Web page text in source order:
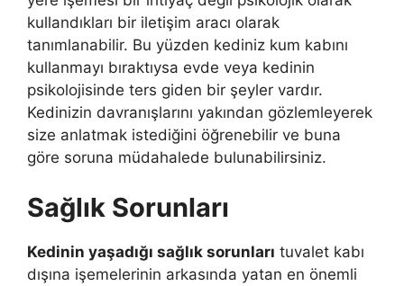
kullandıkları bir iletişim aracı olarak
tanımlanabilir. Bu yüzden kediniz kum kabını
kullanmayı bıraktıysa evde veya kedinin
psikolojisinde ters giden bir şeyler vardır.
Kedinizin davranışlarını yakından gözlemleyerek
size anlatmak istediğini öğrenebilir ve buna
göre soruna müdahalede bulunabilirsiniz.
Sağlık Sorunları
Kedinin yaşadığı sağlık sorunları tuvalet kabı
dışına işemelerinin arkasında yatan en önemli